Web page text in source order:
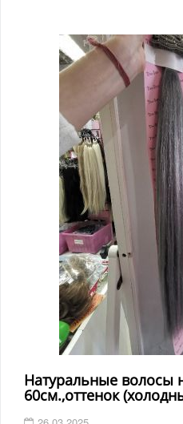
Натуральные волосы
60см.,оттенок